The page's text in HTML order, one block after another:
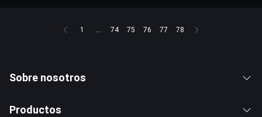
1 ... 74 75 76 77 78
Sobre nosotros
Productos